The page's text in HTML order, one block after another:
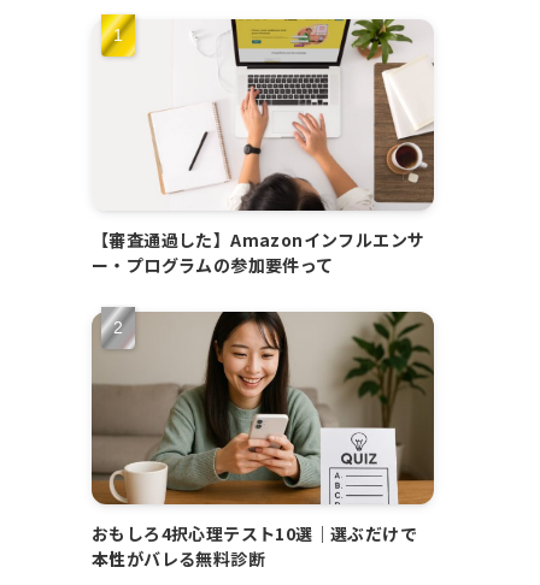
【審査通過した】Amazonインフルエンサ
ー・プログラムの参加要件って
おもしろ4択心理テスト10選｜選ぶだけで
本性がバレる無料診断